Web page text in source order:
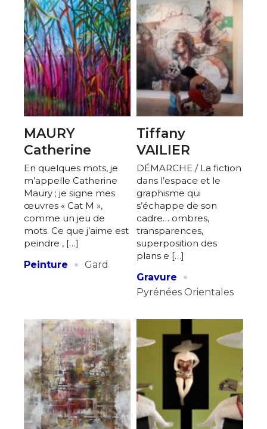
MAURY
Catherine
En quelques mots, je
m’appelle Catherine
Maury ; je signe mes
œuvres « Cat M »,
comme un jeu de
mots. Ce que j’aime est
peindre , […]
Peinture
· Gard
Tiffany
VAILIER
DÉMARCHE / La fiction
dans l’espace et le
graphisme qui
s’échappe de son
cadre… ombres,
transparences,
superposition des
plans e […]
Gravure
·
Pyrénées Orientales